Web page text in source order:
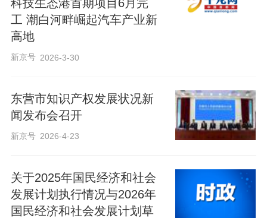
科技生态港首期项目6月完
工 潮白河畔崛起汽车产业新
高地
新京号 2026-3-30
东营市知识产权发展状况新
闻发布会召开
新京号 2026-4-23
关于2025年国民经济和社会
发展计划执行情况与2026年
国民经济和社会发展计划草